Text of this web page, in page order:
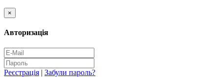
×
Авторизація
Реєстрація | Забули пароль?